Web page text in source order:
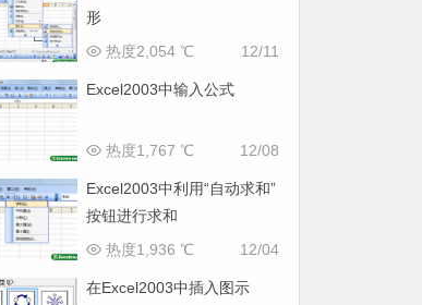
形
12/11
热度2,054 ℃
Excel2003中输入公式
12/08
热度1,767 ℃
Excel2003中利用“自动求和”
按钮进行求和
12/04
热度1,936 ℃
在Excel2003中插入图示